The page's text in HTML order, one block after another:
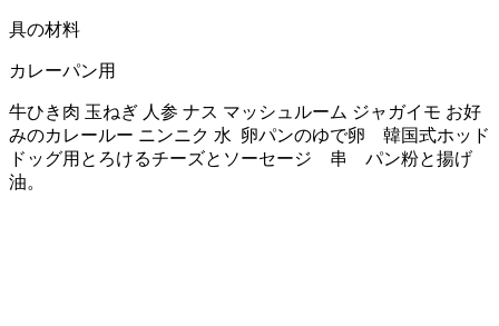
具の材料
カレーパン用
牛ひき肉 玉ねぎ 人参 ナス マッシュルーム ジャガイモ お好
みのカレールー ニンニク 水 卵パンのゆで卵 韓国式ホッド
ドッグ用とろけるチーズとソーセージ 串 パン粉と揚げ
油。